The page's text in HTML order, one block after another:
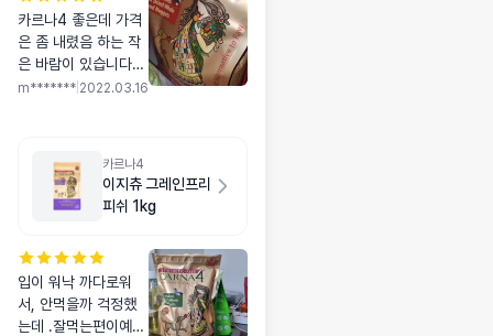
카르나4 좋은데 가격
은 좀 내렸음 하는 작
은 바람이 있습니다ㅠ
계속 급여하고 싶은데
m******* 2022.03.16
카르나4
이지츄 그레인프리
피쉬 1kg
입이 워낙 까다로워
서, 안먹을까 걱정했
는데 .잘먹는편이예요